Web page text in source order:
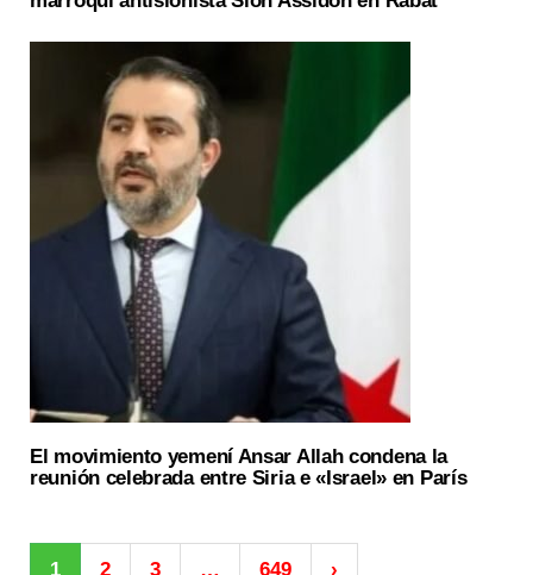
El movimiento yemení Ansar Allah condena la
reunión celebrada entre Siria e «Israel» en París
1 2 3 … 649 ›